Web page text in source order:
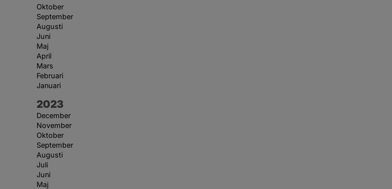
Oktober
September
Augusti
Juni
Maj
April
Mars
Februari
Januari
År:
2023
December
November
Oktober
September
Augusti
Juli
Juni
Maj